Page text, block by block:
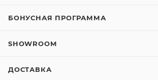
БОНУСНАЯ ПРОГРАММА
SHOWROOM
ДОСТАВКА